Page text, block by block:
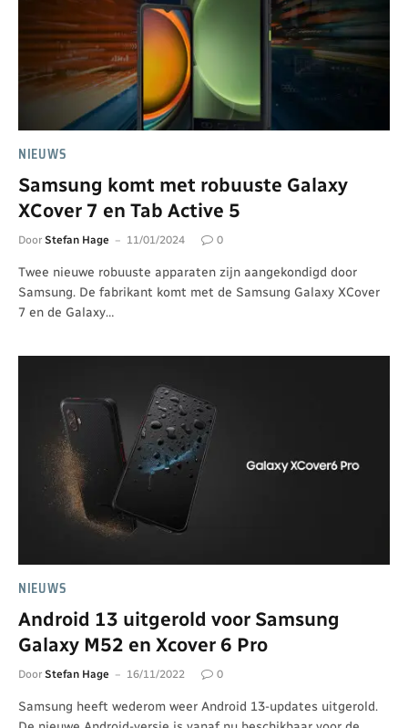
NIEUWS
Samsung komt met robuuste Galaxy
XCover 7 en Tab Active 5
Door Stefan Hage 11/01/2024 0
Twee nieuwe robuuste apparaten zijn aangekondigd door
Samsung. De fabrikant komt met de Samsung Galaxy XCover
7 en de Galaxy…
NIEUWS
Android 13 uitgerold voor Samsung
Galaxy M52 en Xcover 6 Pro
Door Stefan Hage 16/11/2022 0
Samsung heeft wederom weer Android 13-updates uitgerold.